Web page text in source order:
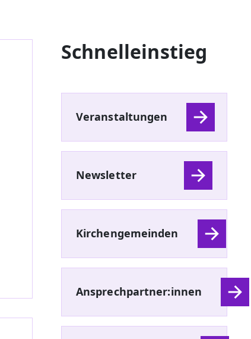
Schnelleinstieg
Veranstaltungen
Newsletter
Kirchengemeinden
Ansprechpartner:innen